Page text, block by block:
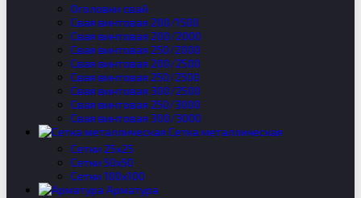
Оголовки свай
Свая винтовая 200/1500
Свая винтовая 200/2000
Свая винтовая 250/2000
Свая винтовая 200/2500
Свая винтовая 250/2500
Свая винтовая 300/2500
Свая винтовая 250/3000
Свая винтовая 300/3000
Сетка металлическая
Сетки 25х25
Сетки 50х50
Сетки 100х100
Арматура